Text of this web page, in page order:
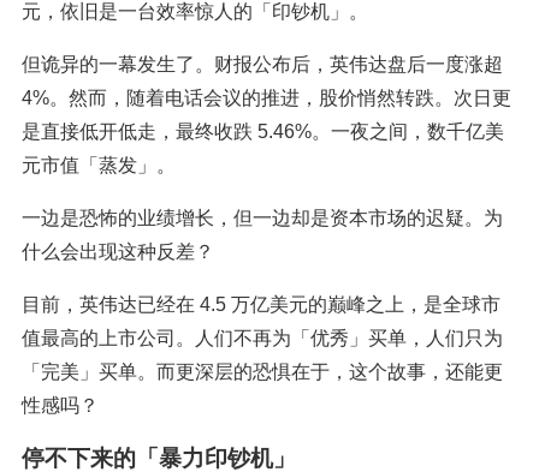
元，依旧是一台效率惊人的「印钞机」。
但诡异的一幕发生了。财报公布后，英伟达盘后一度涨超
4%。然而，随着电话会议的推进，股价悄然转跌。次日更
是直接低开低走，最终收跌 5.46%。一夜之间，数千亿美
元市值「蒸发」。
一边是恐怖的业绩增长，但一边却是资本市场的迟疑。为
什么会出现这种反差？
目前，英伟达已经在 4.5 万亿美元的巅峰之上，是全球市
值最高的上市公司。人们不再为「优秀」买单，人们只为
「完美」买单。而更深层的恐惧在于，这个故事，还能更
性感吗？
停不下来的「暴力印钞机」